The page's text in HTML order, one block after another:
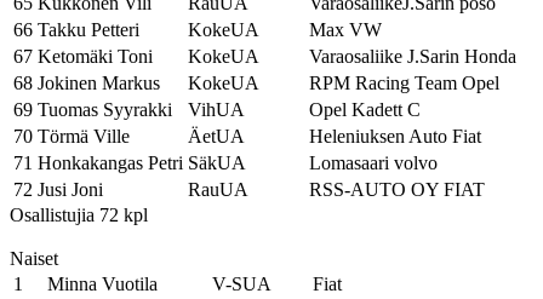
66 Takku Petteri KokeUA
Max VW
67 Ketomäki Toni KokeUA
Varaosaliike J.Sarin Honda
68 Jokinen Markus KokeUA
RPM Racing Team Opel
69 Tuomas Syyrakki VihUA
Opel Kadett C
70 Törmä Ville ÄetUA
Heleniuksen Auto Fiat
71 Honkakangas Petri SäkUA
Lomasaari volvo
72 Jusi Joni RauUA
RSS-AUTO OY FIAT
Osallistujia 72 kpl
Naiset
1
Minna Vuotila V-SUA
Fiat